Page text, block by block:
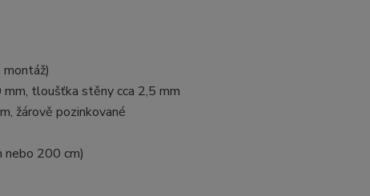
tloušťka stěny cca 2,5 mm
žárově pozinkované
nebo 200 cm)